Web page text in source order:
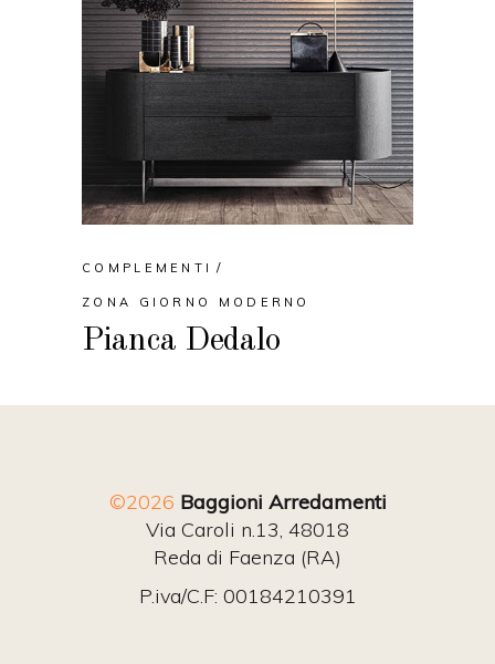
COMPLEMENTI
ZONA GIORNO MODERNO
Pianca Dedalo
©2026 Baggioni Arredamenti
Via Caroli n.13, 48018
Reda di Faenza (RA)
P.iva/C.F: 00184210391